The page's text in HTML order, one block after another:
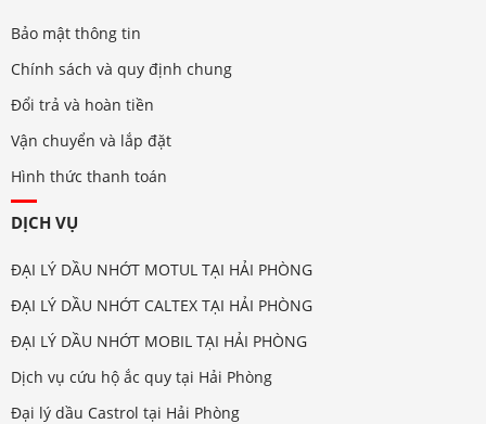
Bảo mật thông tin
Chính sách và quy định chung
Đổi trả và hoàn tiền
Vận chuyển và lắp đặt
Hình thức thanh toán
DỊCH VỤ
ĐẠI LÝ DẦU NHỚT MOTUL TẠI HẢI PHÒNG
ĐẠI LÝ DẦU NHỚT CALTEX TẠI HẢI PHÒNG
ĐẠI LÝ DẦU NHỚT MOBIL TẠI HẢI PHÒNG
Dịch vụ cứu hộ ắc quy tại Hải Phòng
Đại lý dầu Castrol tại Hải Phòng